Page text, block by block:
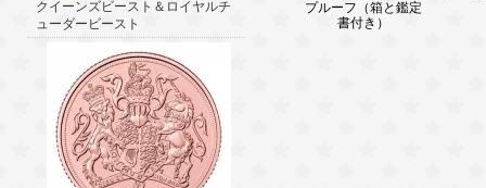
クイーンズビースト＆ロイヤルチ
ューダービースト
プルーフ（箱と鑑定
書付き）